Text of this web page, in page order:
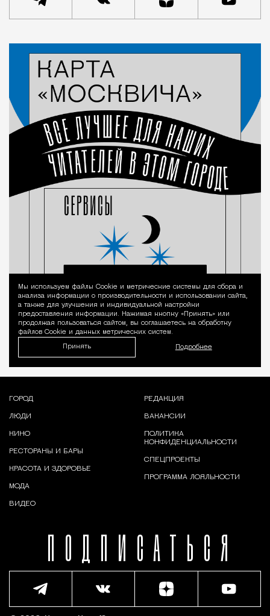
Уведомление
Мы используем файлы Сookie и метрические системы для сбора и
анализа информации о производительности и использовании сайта,
а также для улучшения и индивидуальной настройки
предоставления информации. Нажимая кнопку «Принять» или
продолжая пользоваться сайтом, вы соглашаетесь на обработку
файлов Cookie и данных метрических систем.
Принять Подробнее
ПОДПИСАТЬСЯ
ГОРОД
ЛЮДИ
КИНО
РЕСТОРАНЫ И БАРЫ
КРАСОТА И ЗДОРОВЬЕ
МОДА
ВИДЕО
РЕДАКЦИЯ
ВАКАНСИИ
ПОЛИТИКА
КОНФИДЕНЦИАЛЬНОСТИ
СПЕЦПРОЕКТЫ
ПРОГРАММА ЛОЯЛЬНОСТИ